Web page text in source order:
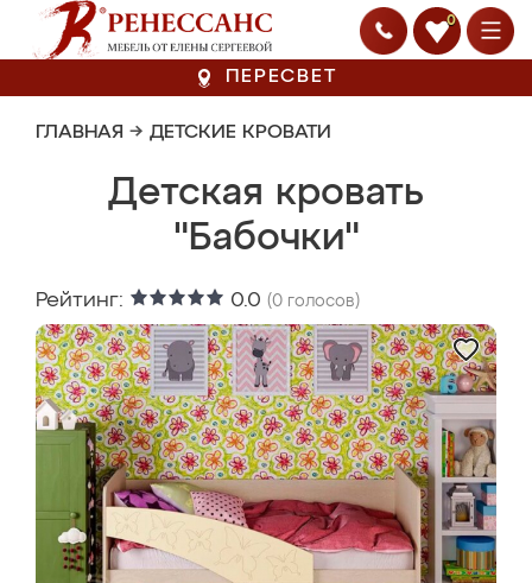
0
ПЕРЕСВЕТ
ГЛАВНАЯ → ДЕТСКИЕ КРОВАТИ
Детская кровать
"Бабочки"
Рейтинг: 0.0 (0 голосов)